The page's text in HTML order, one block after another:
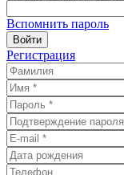
Вспомнить пароль
Войти
Регистрация